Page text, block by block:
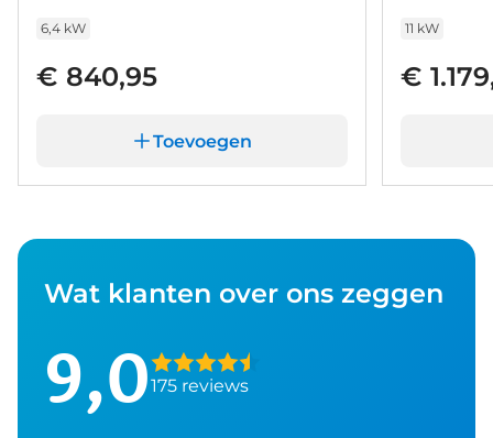
6,4 kW
€ 840,95
Toevoegen
11 kW
€
Wat klanten over ons zeggen
9,0175 reviews